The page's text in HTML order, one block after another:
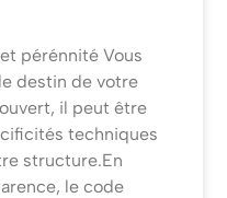
pérénnité Vous
destin de votre
il peut être
techniques
structure.En
le code